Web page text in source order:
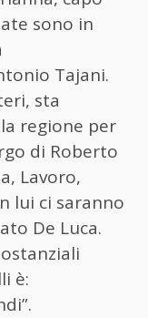
sono in
Tajani.
sta
regione per
di Roberto
Lavoro,
lui ci saranno
De Luca.
è: